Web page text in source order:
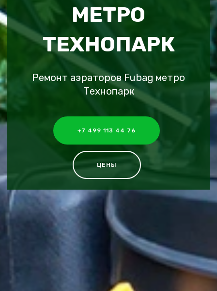
МЕТРО
ТЕХНОПАРК
Ремонт аэраторов Fubag метро
Технопарк
+7 499 113 44 76
ЦЕНЫ